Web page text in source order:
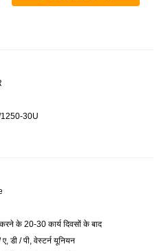
30U
के 20-30 कार्य दिवसों के बाद
डी / पी, वेस्टर्न यूनियन